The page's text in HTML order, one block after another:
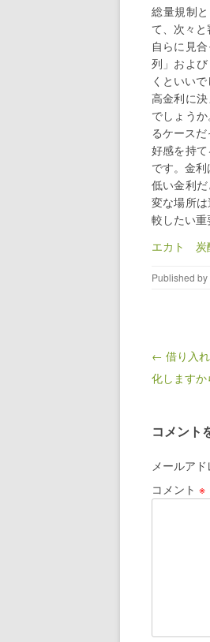
総量規制
て、次々
自らに見
列」およ
くといいで
高金利に
でしょう
るケースだ
好感を持
です。金
低い金利
変な場所
較したい重
エカト 炭
Published by
Post
← 借り入
化しますか
コメント
メールア
コメント ※